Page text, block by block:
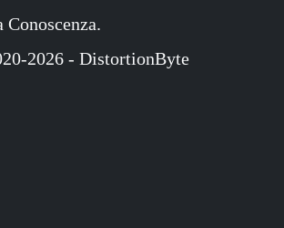
Conoscenza.
2026 - DistortionByte